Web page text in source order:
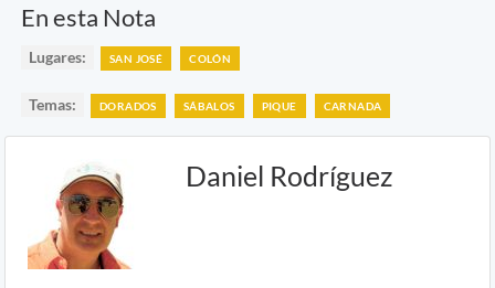
En esta Nota
Lugares: SAN JOSÉ COLÓN
Temas: DORADOS SÁBALOS PIQUE CARNADA
Daniel Rodríguez